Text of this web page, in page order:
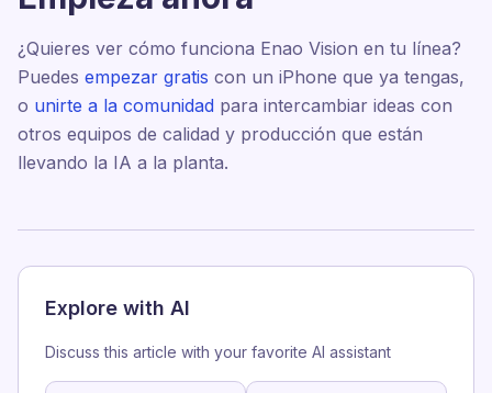
¿Quieres ver cómo funciona Enao Vision en tu línea?
Puedes empezar gratis con un iPhone que ya tengas,
o unirte a la comunidad para intercambiar ideas con
otros equipos de calidad y producción que están
llevando la IA a la planta.
Explore with AI
Discuss this article with your favorite AI assistant